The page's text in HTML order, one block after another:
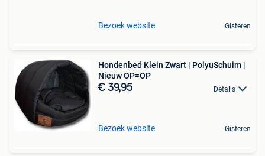
Bezoek website Gisteren
Hondenbed Klein Zwart | PolyuSchuim |
Nieuw OP=OP
€ 39,95 Details
Bezoek website Gisteren